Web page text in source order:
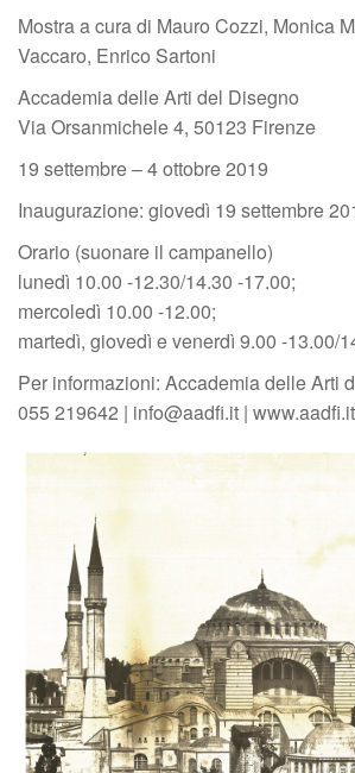
Mostra a cura di Mauro Cozzi, Monica
Vaccaro, Enrico Sartoni
Accademia delle Arti del Disegno
Via Orsanmichele 4, 50123 Firenze
19 settembre – 4 ottobre 2019
Inaugurazione: giovedì 19 settembre
Orario (suonare il campanello)
lunedì 10.00 -12.30/14.30 -17.00;
mercoledì 10.00 -12.00;
martedì, giovedì e venerdì 9.00 -13.00/
Per informazioni: Accademia delle Arti
055 219642 | info@aadfi.it | www.aadfi.it